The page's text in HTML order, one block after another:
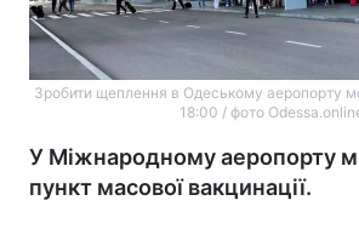
Зробити щеплення в Одеському аеропорту
18:00 / фото
У Міжнародному аеропорту
пункт масової вакцинації.